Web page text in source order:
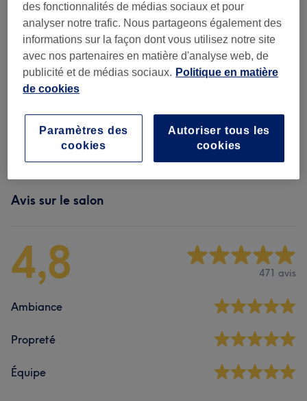
SOIN DES CHEVEUX ET DU CUIR
CHEVELU (3)
à partir de 90 €
GLOSS / TONER / PATINE / COULAGE (1) 40 €
COLORATION SANS
AMONIAQUE (2)
ECLAIRCISSEMENT à partir de 200 €
Avis sur le salon
4,8 471 avis
Ambiance
Propreté
Équipe
des fonctionnalités de médias sociaux et pour
analyser notre trafic. Nous partageons également des
informations sur la façon dont vous utilisez notre site
avec nos partenaires en matière d'analyse web, de
publicité et de médias sociaux. Politique en matière
de cookies
Autoriser tous les
cookies
Paramètres des
cookies